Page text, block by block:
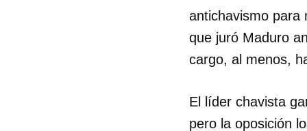
antichavismo para
que juró Maduro
cargo, al menos,
El líder chavista
pero la oposición